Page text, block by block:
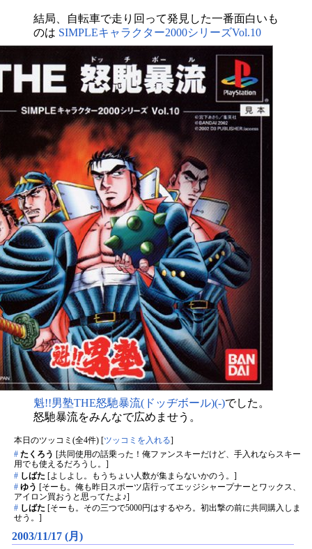
結局、自転車で走り回って発見した一番面白いも
のは SIMPLEキャラクター2000シリーズVol.10
魁!!男塾THE怒馳暴流(ドッヂボール)(-)でした。
怒馳暴流をみんなで広めませう。
本日のツッコミ(全4件) [ ツッコミを入れる
# たくろう
[共同使用の話乗った！俺ファンスキーだけど、手入れならスキー
用でも使えるだろうし。]
# しばた [よしよし。もうちょい人数が集まらないかのう。]
# ゆう [そーも。俺も昨日スポーツ店行ってエッジシャープナーとワックス、
アイロン買おうと思ってたよ♪]
# しばた
[そーも。その三つで5000円はするやろ。初出撃の前に共同購入しま
せう。]
2003/11/17 (月)